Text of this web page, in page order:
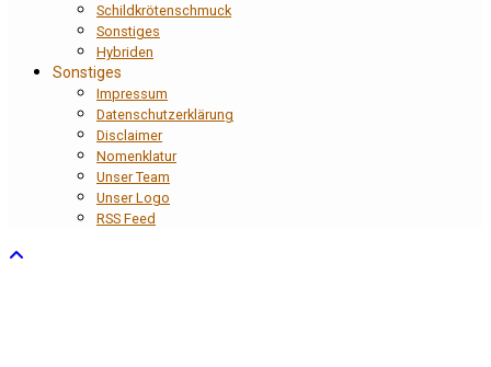
Schildkrötenschmuck
Sonstiges
Hybriden
Sonstiges
Impressum
Datenschutzerklärung
Disclaimer
Nomenklatur
Unser Team
Unser Logo
RSS Feed